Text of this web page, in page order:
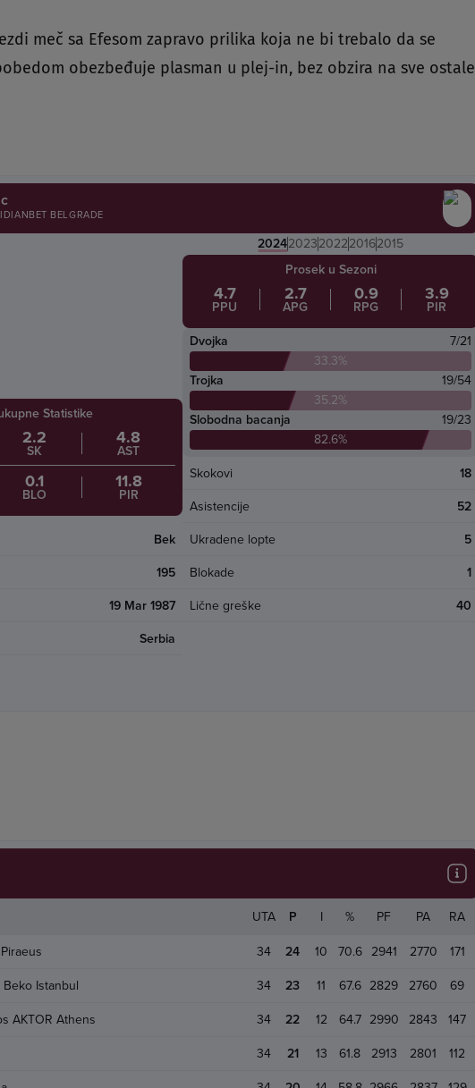
meč sa Efesom zapravo prilika koja ne bi trebalo da se
obezbeđuje plasman u plej-in, bez obzira na sve ostale
BELGRADE
Statistike
2.2
SK
4.8
AST
0.1
BLO
11.8
PIR
Bek
195
19 Mar 1987
Serbia
20242023202220162015
Prosek u Sezoni
4.7
PPU
2.7
APG
0.9
RPG
3.9
PIR
Dvojka
7/21
33.3%
Trojka
19/54
35.2%
Slobodna bacanja
19/23
82.6%
Skokovi 18
Asistencije 52
Ukradene lopte 5
Blokade 1
Lične greške 40
UTA P I % PF PA RA
34 24 10 70.6 2941 2770 171
Istanbul 34 23 11 67.6 2829 2760 69
AKTOR Athens 34 22 12 64.7 2990 2843 147
34 21 13 61.8 2913 2801 112